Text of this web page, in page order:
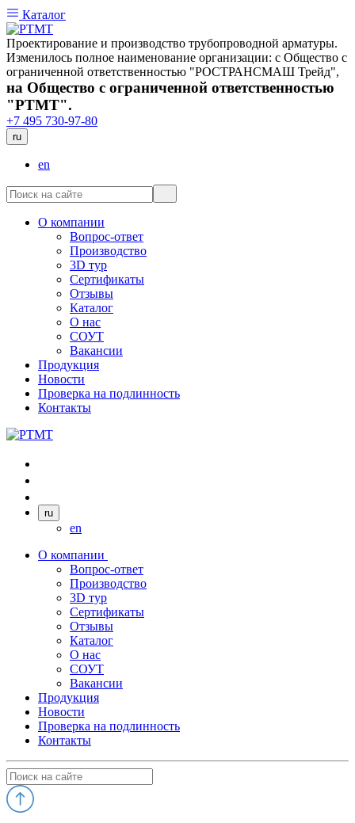
Каталог
Проектирование и производство трубопроводной арматуры.
Изменилось полное наименование организации: с Общество с
ограниченной ответственностью "РОСТРАНСМАШ Трейд",
на Общество с ограниченной ответственностью
"РТМТ".
+7 495 730-97-80
ru
en
О компании
Вопрос-ответ
Производство
3D тур
Сертификаты
Отзывы
Каталог
О нас
СОУТ
Вакансии
Продукция
Новости
Проверка на подлинность
Контакты
ru
en
О компании
Вопрос-ответ
Производство
3D тур
Сертификаты
Отзывы
Каталог
О нас
СОУТ
Вакансии
Продукция
Новости
Проверка на подлинность
Контакты